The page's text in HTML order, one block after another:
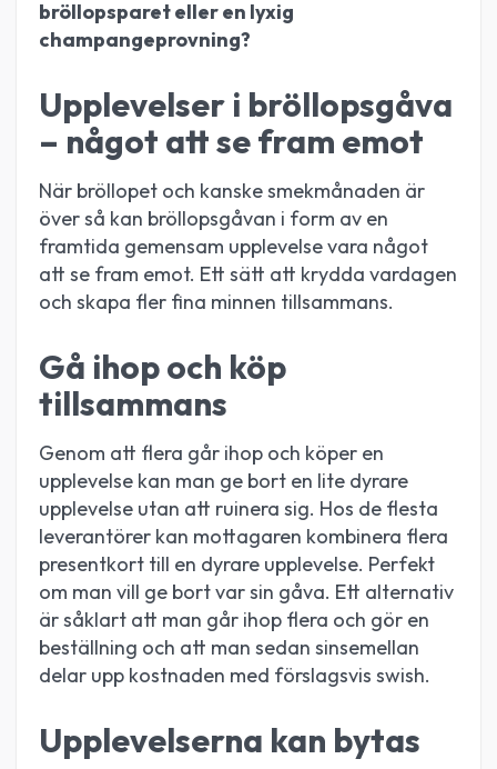
bröllopsparet eller en lyxig
champangeprovning?
Upplevelser i bröllopsgåva
– något att se fram emot
När bröllopet och kanske smekmånaden är
över så kan bröllopsgåvan i form av en
framtida gemensam upplevelse vara något
att se fram emot. Ett sätt att krydda vardagen
och skapa fler fina minnen tillsammans.
Gå ihop och köp
tillsammans
Genom att flera går ihop och köper en
upplevelse kan man ge bort en lite dyrare
upplevelse utan att ruinera sig. Hos de flesta
leverantörer kan mottagaren kombinera flera
presentkort till en dyrare upplevelse. Perfekt
om man vill ge bort var sin gåva. Ett alternativ
är såklart att man går ihop flera och gör en
beställning och att man sedan sinsemellan
delar upp kostnaden med förslagsvis swish.
Upplevelserna kan bytas